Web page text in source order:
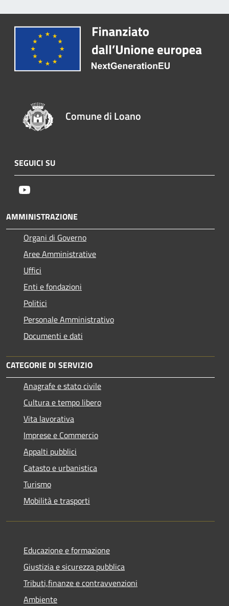
Comune di Loano
SEGUICI SU
AMMINISTRAZIONE
Organi di Governo
Aree Amministrative
Uffici
Enti e fondazioni
Politici
Personale Amministrativo
Documenti e dati
CATEGORIE DI SERVIZIO
Anagrafe e stato civile
Cultura e tempo libero
Vita lavorativa
Imprese e Commercio
Appalti pubblici
Catasto e urbanistica
Turismo
Mobilità e trasporti
Educazione e formazione
Giustizia e sicurezza pubblica
Tributi,finanze e contravvenzioni
Ambiente